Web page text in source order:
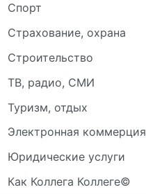
Спорт
Страхование, охрана
Строительство
ТВ, радио, СМИ
Туризм, отдых
Электронная коммерция
Юридические услуги
Как Коллега Коллеге©